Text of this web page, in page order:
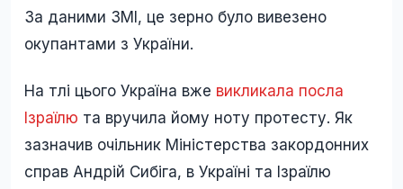
За даними ЗМІ, це зерно було вивезено
окупантами з України.
На тлі цього Україна вже викликала посла
Ізраїлю та вручила йому ноту протесту. Як
зазначив очільник Міністерства закордонних
справ Андрій Сибіга, в Україні та Ізраїлю